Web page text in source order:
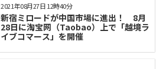
新宿ミロードが中国市場に進出！ 8月
28日に淘宝网（Taobao）上で「越境ラ
イブコマース」を開催
2021年08月27日 12時40分